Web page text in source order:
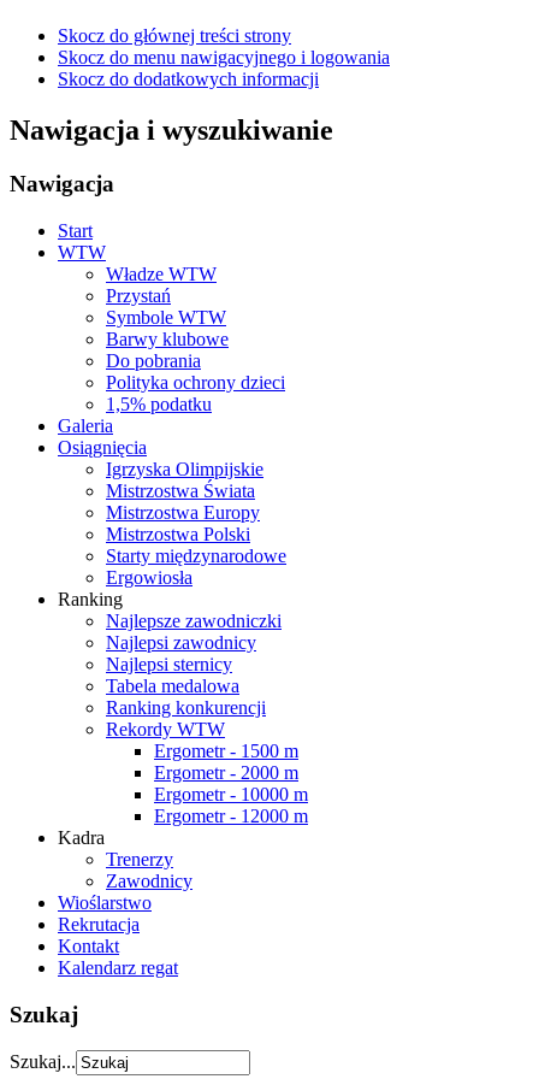
Skocz do głównej treści strony
Skocz do menu nawigacyjnego i logowania
Skocz do dodatkowych informacji
Nawigacja i wyszukiwanie
Nawigacja
Start
WTW
Władze WTW
Przystań
Symbole WTW
Barwy klubowe
Do pobrania
Polityka ochrony dzieci
1,5% podatku
Galeria
Osiągnięcia
Igrzyska Olimpijskie
Mistrzostwa Świata
Mistrzostwa Europy
Mistrzostwa Polski
Starty międzynarodowe
Ergowiosła
Ranking
Najlepsze zawodniczki
Najlepsi zawodnicy
Najlepsi sternicy
Tabela medalowa
Ranking konkurencji
Rekordy WTW
Ergometr - 1500 m
Ergometr - 2000 m
Ergometr - 10000 m
Ergometr - 12000 m
Kadra
Trenerzy
Zawodnicy
Wioślarstwo
Rekrutacja
Kontakt
Kalendarz regat
Szukaj
Szukaj...